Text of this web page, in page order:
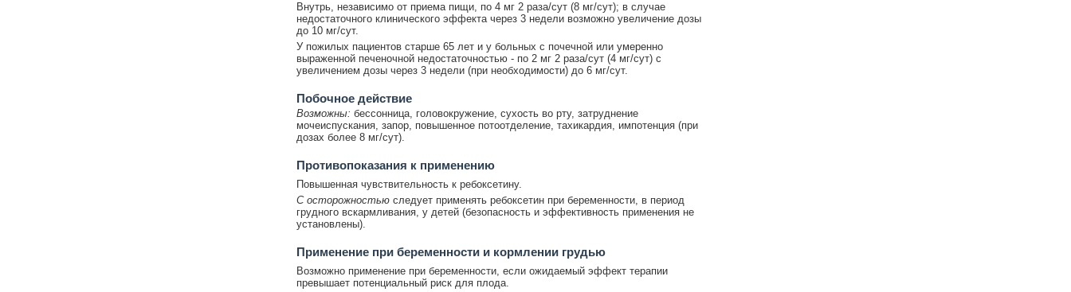
Внутрь, независимо от приема пищи, по 4 мг 2 раза/сут (8 мг/сут); в случае
недостаточного клинического эффекта через 3 недели возможно увеличение дозы
до 10 мг/сут.
У пожилых пациентов старше 65 лет и у больных с почечной или умеренно
выраженной печеночной недостаточностью - по 2 мг 2 раза/сут (4 мг/сут) с
увеличением дозы через 3 недели (при необходимости) до 6 мг/сут.
Побочное действие
Возможны: бессонница, головокружение, сухость во рту, затруднение
мочеиспускания, запор, повышенное потоотделение, тахикардия, импотенция (при
дозах более 8 мг/сут).
Противопоказания к применению
Повышенная чувствительность к ребоксетину.
С осторожностьюследует применять ребоксетин при беременности, в период
грудного вскармливания, у детей (безопасность и эффективность применения не
установлены).
Применение при беременности и кормлении грудью
Возможно применение при беременности, если ожидаемый эффект терапии
превышает потенциальный риск для плода.